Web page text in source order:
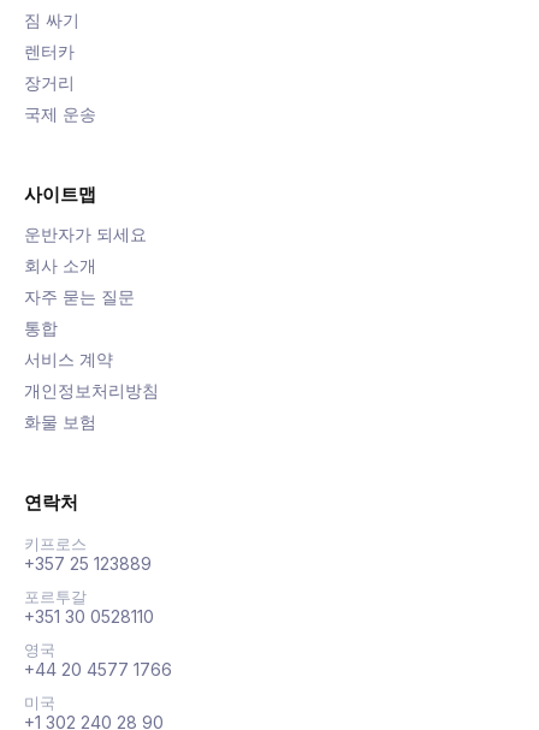
짐 싸기
렌터카
장거리
국제 운송
사이트맵
운반자가 되세요
회사 소개
자주 묻는 질문
통합
서비스 계약
개인정보처리방침
화물 보험
연락처
키프로스
+357 25 123889
포르투갈
+351 30 0528110
영국
+44 20 4577 1766
미국
+1 302 240 28 90